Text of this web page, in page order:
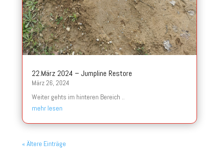
22.März 2024 – Jumpline Restore
März 26, 2024
Weiter gehts im hinteren Bereich ..
mehr lesen
« Ältere Einträge